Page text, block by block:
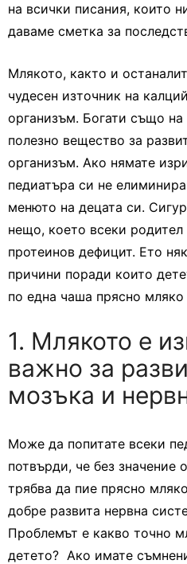
на всички писания, които
даваме сметка за
Млякото, както и
чудесен източник на
организъм. Богати също
полезно вещество за
организъм. Ако нямате
педиатъра си не
менюто на децата си.
нещо, което всеки
протеинов дефицит. Ето
причини поради които
по една чаша прясно мляко
1. Млякото е
важно за
мозъка и
Може да попитате всеки
потвърди, че без значение
трябва да пие прясно
добре развита нервна
Проблемът е какво точно
детето? Ако имате